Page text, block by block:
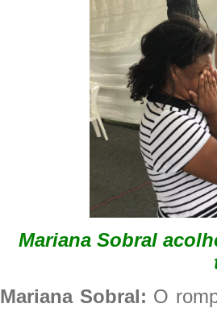
Mariana Sobral
Mariana Sobral: O